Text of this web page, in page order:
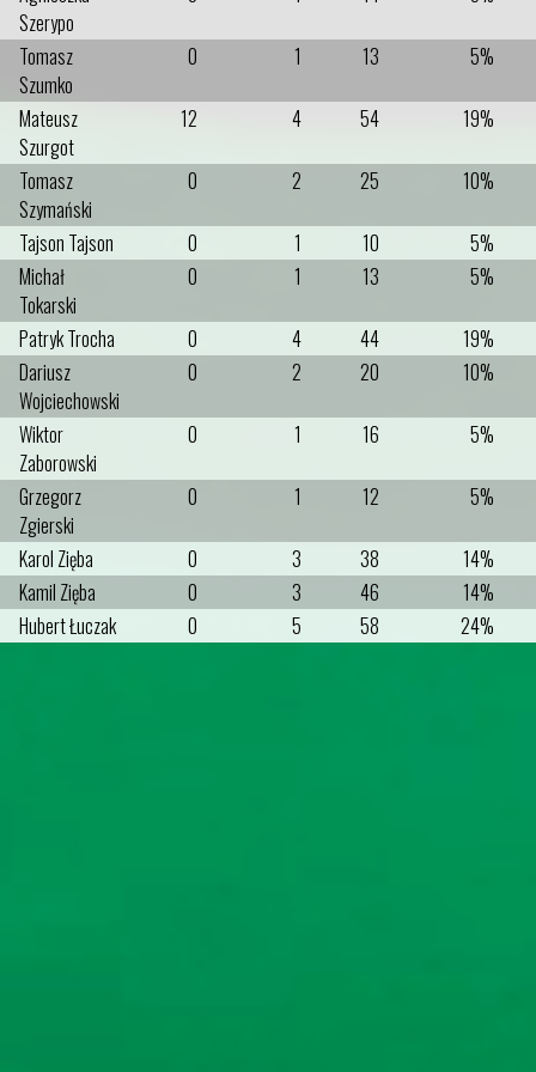
Szerypo
Tomasz
Szumko
0 1 13 5%
Mateusz
Szurgot
12 4 54 19%
Tomasz
Szymański
0 2 25 10%
Tajson Tajson 0 1 10
5%
Michał
Tokarski
0 1 13 5%
Patryk Trocha 0 4 44
19%
Dariusz
Wojciechowski
0 2 20 10%
Wiktor
Zaborowski
0 1 16 5%
Grzegorz
Zgierski
0 1 12 5%
Karol Zięba 0 3 38
14%
Kamil Zięba
0 3 46
14%
Hubert Łuczak
0 5 58 24%